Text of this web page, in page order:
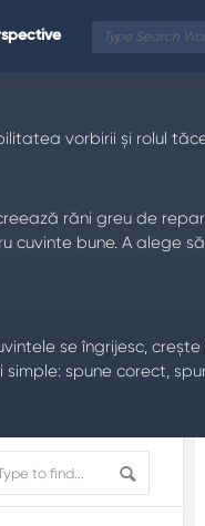
vorbirii și rolul
răni greu de
bune. A alege
se îngrijesc,
spune corect,